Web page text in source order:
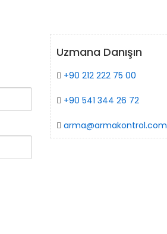
Uzmana Danışın
+90 212 222 75 00
+90 541 344 26 72
arma@armakontrol.com